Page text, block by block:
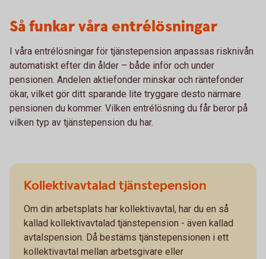
Så funkar våra entrélösningar
I våra entrélösningar för tjänstepension anpassas risknivån
automatiskt efter din ålder – både inför och under
pensionen. Andelen aktiefonder minskar och räntefonder
ökar, vilket gör ditt sparande lite tryggare desto närmare
pensionen du kommer. Vilken entrélösning du får beror på
vilken typ av tjänstepension du har.
Kollektivavtalad tjänstepension
Om din arbetsplats har kollektivavtal, har du en så
kallad kollektivavtalad tjänstepension - även kallad
avtalspension. Då bestäms tjänstepensionen i ett
kollektivavtal mellan arbetsgivare eller